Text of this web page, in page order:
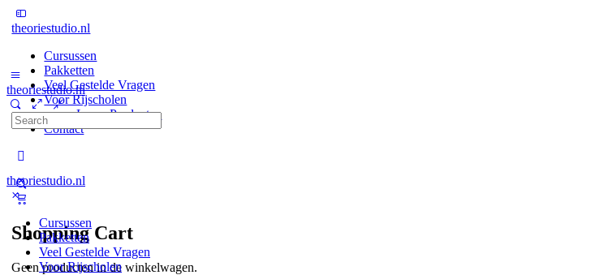
theoriestudio.nl
Cursussen
Pakketten
Veel Gestelde Vragen
Voor Rijscholen
Losse Producten
Contact
Shopping Cart
Geen producten in de winkelwagen.
theoriestudio.nl
Search
for:
theoriestudio.nl
Cursussen
Pakketten
Veel Gestelde Vragen
Voor Rijscholen